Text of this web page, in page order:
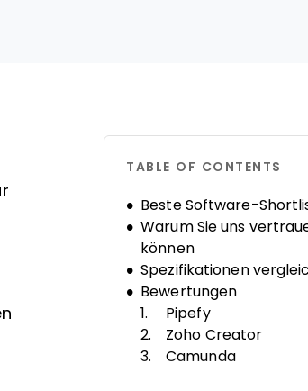
TABLE OF CONTENTS
Beste Software-
Warum Sie uns
können
Spezifikationen
Bewertungen
Pipefy
Zoho Creator
Camunda